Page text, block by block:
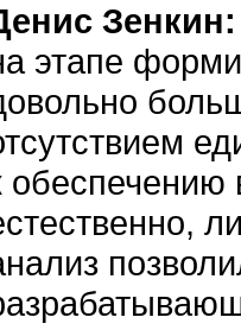
этапе
обеспечению